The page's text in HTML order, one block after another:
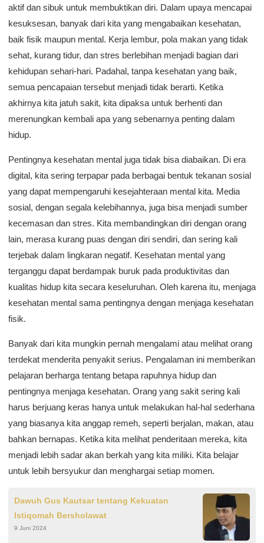
aktif dan sibuk untuk membuktikan diri. Dalam upaya mencapai
kesuksesan, banyak dari kita yang mengabaikan kesehatan,
baik fisik maupun mental. Kerja lembur, pola makan yang tidak
sehat, kurang tidur, dan stres berlebihan menjadi bagian dari
kehidupan sehari-hari. Padahal, tanpa kesehatan yang baik,
semua pencapaian tersebut menjadi tidak berarti. Ketika
akhirnya kita jatuh sakit, kita dipaksa untuk berhenti dan
merenungkan kembali apa yang sebenarnya penting dalam
hidup.
Pentingnya kesehatan mental juga tidak bisa diabaikan. Di era
digital, kita sering terpapar pada berbagai bentuk tekanan sosial
yang dapat mempengaruhi kesejahteraan mental kita. Media
sosial, dengan segala kelebihannya, juga bisa menjadi sumber
kecemasan dan stres. Kita membandingkan diri dengan orang
lain, merasa kurang puas dengan diri sendiri, dan sering kali
terjebak dalam lingkaran negatif. Kesehatan mental yang
terganggu dapat berdampak buruk pada produktivitas dan
kualitas hidup kita secara keseluruhan. Oleh karena itu, menjaga
kesehatan mental sama pentingnya dengan menjaga kesehatan
fisik.
Banyak dari kita mungkin pernah mengalami atau melihat orang
terdekat menderita penyakit serius. Pengalaman ini memberikan
pelajaran berharga tentang betapa rapuhnya hidup dan
pentingnya menjaga kesehatan. Orang yang sakit sering kali
harus berjuang keras hanya untuk melakukan hal-hal sederhana
yang biasanya kita anggap remeh, seperti berjalan, makan, atau
bahkan bernapas. Ketika kita melihat penderitaan mereka, kita
menjadi lebih sadar akan berkah yang kita miliki. Kita belajar
untuk lebih bersyukur dan menghargai setiap momen.
Dawuh Gus Kautsar tentang Kekuatan
Istiqomah Bersholawat
9 Juni 2024